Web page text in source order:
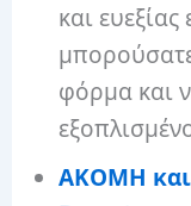
και
φόρμα και
ΑΚΟΜΗ και